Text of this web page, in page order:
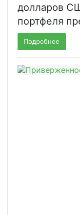
долларов
портфеля
Подробнее